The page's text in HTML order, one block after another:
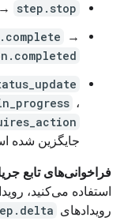
→
step.stop
→
،
جایگزین شده
فراخوانی‌های تابع
استفاده می‌کنید،
رویدادهای